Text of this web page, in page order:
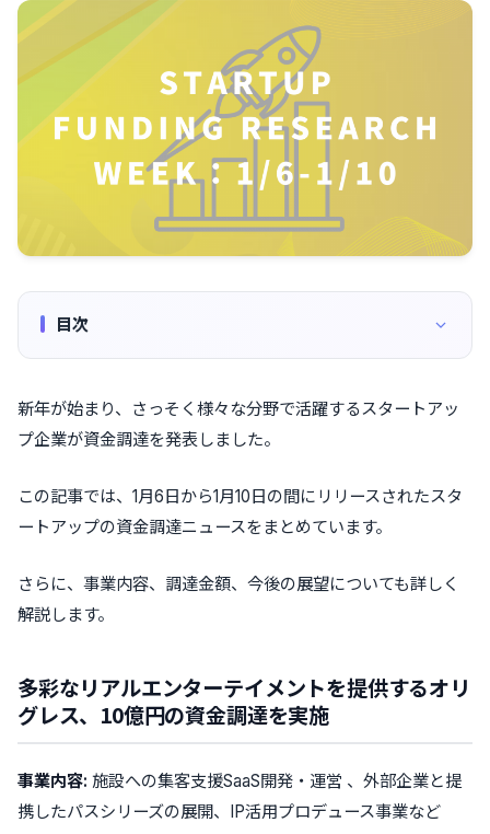
目次
新年が始まり、さっそく様々な分野で活躍するスタートアッ
プ企業が資金調達を発表しました。
この記事では、1月6日から1月10日の間にリリースされたスタ
ートアップの資金調達ニュースをまとめています。
さらに、事業内容、調達金額、今後の展望についても詳しく
解説します。
多彩なリアルエンターテイメントを提供するオリ
グレス、10億円の資金調達を実施
事業内容: 施設への集客支援SaaS開発・運営 、外部企業と提
携したパスシリーズの展開、IP活用プロデュース事業など